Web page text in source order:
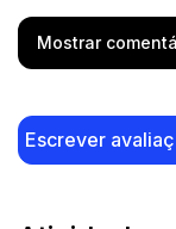
eram perfeitos.
18 agosto 2023
Mostrar
Escrever